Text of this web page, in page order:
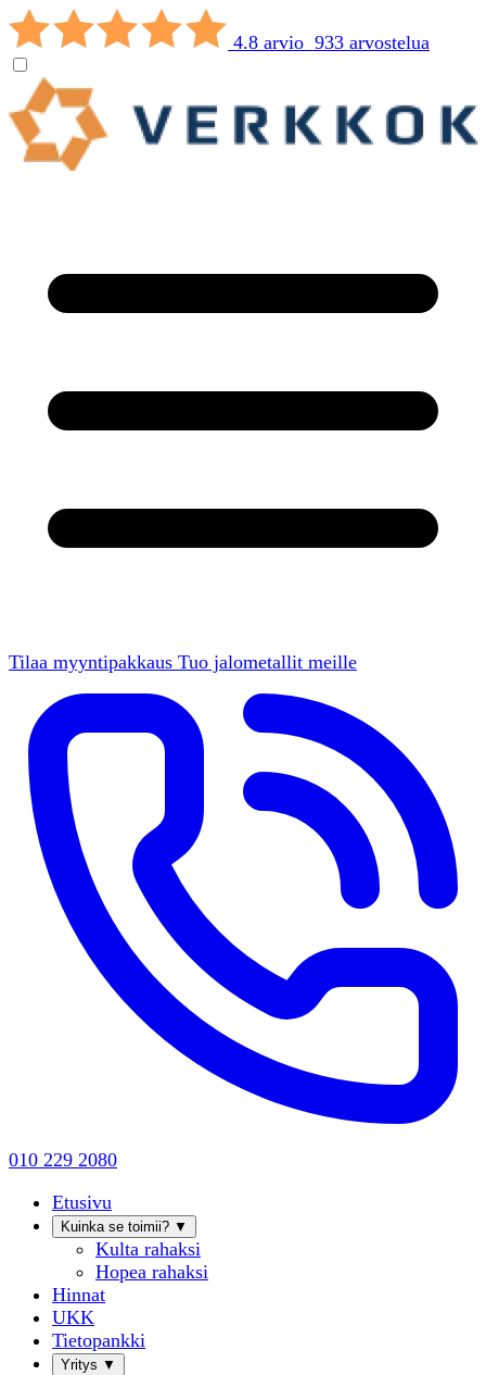
4.8 arvio 933 arvostelua
Tilaa myyntipakkaus Tuo jalometallit meille
010 229 2080
Etusivu
Kuinka se toimii? ▼
Kulta rahaksi
Hopea rahaksi
Hinnat
UKK
Tietopankki
Yritys ▼